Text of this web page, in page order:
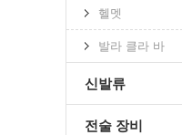
헬멧
발라 클라 바
신발류
전술 장비